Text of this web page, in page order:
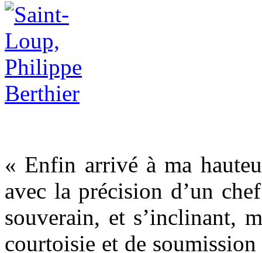
« Enfin arrivé à ma
avec la précision d’un
souverain, et s’inclinant,
courtoisie et de